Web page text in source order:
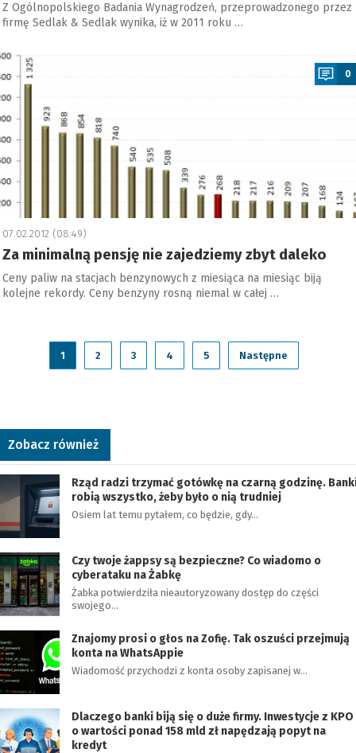
Z Ogólnopolskiego Badania Wynagrodzeń, przeprowadzonego przez
firmę Sedlak & Sedlak wynika, iż w 2011 roku …
0
07.02.2012 (08:49)
Za minimalną pensję nie zajedziemy zbyt daleko
Ceny paliw na stacjach benzynowych z miesiąca na miesiąc biją
kolejne rekordy. Ceny benzyny rosną niemal w całej …
1 2 3 4 5 Następne
Zobacz również
Rząd radzi trzymać gotówkę na czarną godzinę.
robią wszystko, żeby było o nią trudniej
Osiem lat temu pytałem, co będzie, gdy…
Czy twoje żappsy są bezpieczne? Co wiadomo o
cyberataku na Żabkę
Żabka potwierdziła nieautoryzowany dostęp do części
swojego…
Znajomy prosi o głos na Zofię. Tak oszuści przejmują
konta na WhatsAppie
Wiadomość przychodzi z konta osoby zapisanej w…
Dlaczego banki biją się o duże firmy. Inwestycje z KPO
o wartości ponad 158 mld zł napędzają popyt na
kredyt